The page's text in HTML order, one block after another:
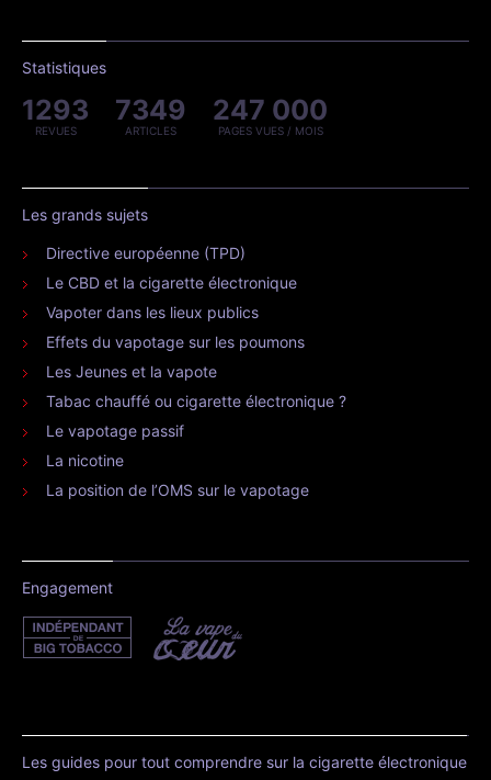
Statistiques
1293
REVUES
7349
ARTICLES
247 000
PAGES VUES / MOIS
Les grands sujets
Directive européenne (TPD)
Le CBD et la cigarette électronique
Vapoter dans les lieux publics
Effets du vapotage sur les poumons
Les Jeunes et la vapote
Tabac chauffé ou cigarette électronique ?
Le vapotage passif
La nicotine
La position de l’OMS sur le vapotage
Engagement
Les guides pour tout comprendre sur la cigarette électronique